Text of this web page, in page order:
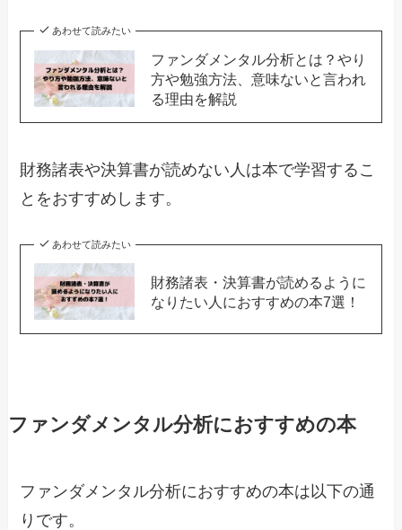
あわせて読みたい
ファンダメンタル分析とは？やり
方や勉強方法、意味ないと言われ
る理由を解説
財務諸表や決算書が読めない人は本で学習するこ
とをおすすめします。
あわせて読みたい
財務諸表・決算書が読めるように
なりたい人におすすめの本7選！
ファンダメンタル分析におすすめの本
ファンダメンタル分析におすすめの本は以下の通
りです。